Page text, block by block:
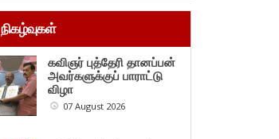
நிகழ்வுகள்
கவிஞர் புத்தேரி தானப்பன்
அவர்களுக்குப் பாராட்டு
விழா
07 August 2026